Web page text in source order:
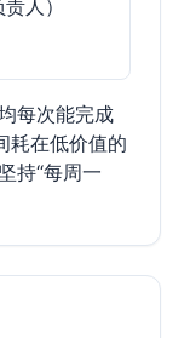
人）
每次能完成
耗在低价值的
持“每周一